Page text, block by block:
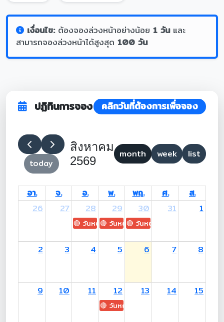
เงื่อนไข:ต้องจองล่วงหน้าอย่างน้อย 1 วันและ
สามารถจองล่วงหน้าได้สูงสุด 100 วัน
ปฏิทินการจอง คลิกวันที่ต้องการเพื่อจอง
today
สิงหาคม
2569
month week list
อา. จ. อ. พ. พฤ. ศ.
ส.
26
27 28
🔴 วันหยุด: H.M. King Maha Vajiralongkorn's
29
🔴 วันหยุด: Asanha Bucha Day
30
🔴 วันหยุด: Buddhist Lent
31 1
2 3 4 5 6 7 8
9 10 11 12
🔴 วันหยุด: H.M. Queen Sirikit The
13 14 15